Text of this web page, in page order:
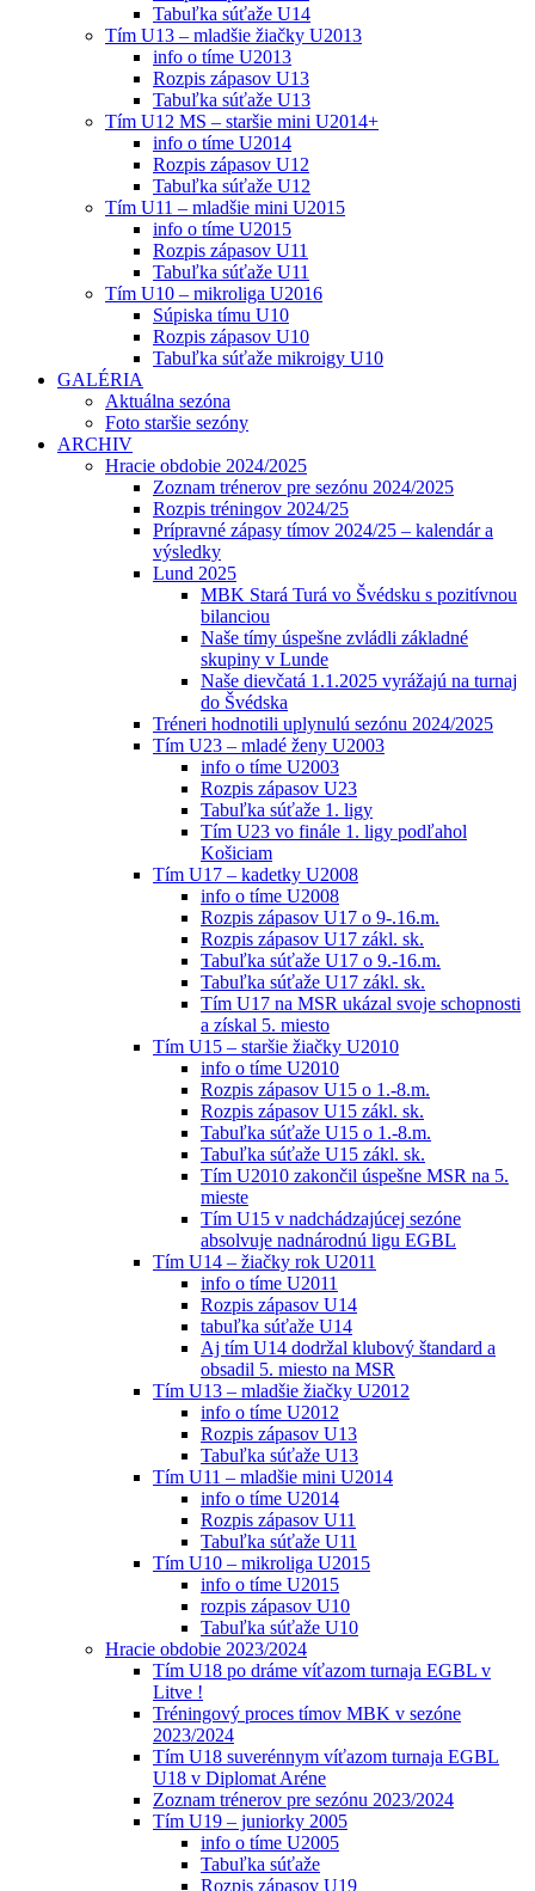
Tabuľka súťaže U14
Tím U13 – mladšie žiačky U2013
info o tíme U2013
Rozpis zápasov U13
Tabuľka súťaže U13
Tím U12 MS – staršie mini U2014+
info o tíme U2014
Rozpis zápasov U12
Tabuľka súťaže U12
Tím U11 – mladšie mini U2015
info o tíme U2015
Rozpis zápasov U11
Tabuľka súťaže U11
Tím U10 – mikroliga U2016
Súpiska tímu U10
Rozpis zápasov U10
Tabuľka súťaže mikroigy U10
GALÉRIA
Aktuálna sezóna
Foto staršie sezóny
ARCHIV
Hracie obdobie 2024/2025
Zoznam trénerov pre sezónu 2024/2025
Rozpis tréningov 2024/25
Prípravné zápasy tímov 2024/25 – kalendár a
výsledky
Lund 2025
MBK Stará Turá vo Švédsku s pozitívnou
bilanciou
Naše tímy úspešne zvládli základné
skupiny v Lunde
Naše dievčatá 1.1.2025 vyrážajú na turnaj
do Švédska
Tréneri hodnotili uplynulú sezónu 2024/2025
Tím U23 – mladé ženy U2003
info o tíme U2003
Rozpis zápasov U23
Tabuľka súťaže 1. ligy
Tím U23 vo finále 1. ligy podľahol
Košiciam
Tím U17 – kadetky U2008
info o tíme U2008
Rozpis zápasov U17 o 9-.16.m.
Rozpis zápasov U17 zákl. sk.
Tabuľka súťaže U17 o 9.-16.m.
Tabuľka súťaže U17 zákl. sk.
Tím U17 na MSR ukázal svoje schopnosti
a získal 5. miesto
Tím U15 – staršie žiačky U2010
info o tíme U2010
Rozpis zápasov U15 o 1.-8.m.
Rozpis zápasov U15 zákl. sk.
Tabuľka súťaže U15 o 1.-8.m.
Tabuľka súťaže U15 zákl. sk.
Tím U2010 zakončil úspešne MSR na 5.
mieste
Tím U15 v nadchádzajúcej sezóne
absolvuje nadnárodnú ligu EGBL
Tím U14 – žiačky rok U2011
info o tíme U2011
Rozpis zápasov U14
tabuľka súťaže U14
Aj tím U14 dodržal klubový štandard a
obsadil 5. miesto na MSR
Tím U13 – mladšie žiačky U2012
info o tíme U2012
Rozpis zápasov U13
Tabuľka súťaže U13
Tím U11 – mladšie mini U2014
info o tíme U2014
Rozpis zápasov U11
Tabuľka súťaže U11
Tím U10 – mikroliga U2015
info o tíme U2015
rozpis zápasov U10
Tabuľka súťaže U10
Hracie obdobie 2023/2024
Tím U18 po dráme víťazom turnaja EGBL v
Litve !
Tréningový proces tímov MBK v sezóne
2023/2024
Tím U18 suverénnym víťazom turnaja EGBL
U18 v Diplomat Aréne
Zoznam trénerov pre sezónu 2023/2024
Tím U19 – juniorky 2005
info o tíme U2005
Tabuľka súťaže
Rozpis zápasov U19